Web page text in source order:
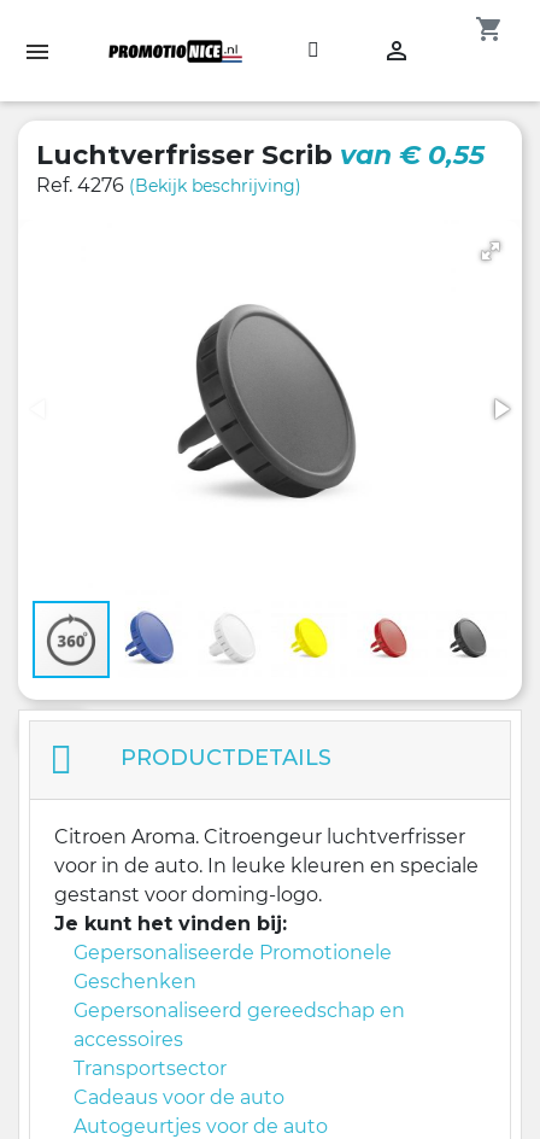

shopping_cart
Luchtverfrisser Scrib van € 0,55
Ref. 4276 (Bekijk beschrijving)
PRODUCTDETAILS
Citroen Aroma. Citroengeur luchtverfrisser
voor in de auto. In leuke kleuren en speciale
gestanst voor doming-logo.
Je kunt het vinden bij:
Gepersonaliseerde Promotionele
Geschenken
Gepersonaliseerd gereedschap en
accessoires
Transportsector
Cadeaus voor de auto
Autogeurtjes voor de auto